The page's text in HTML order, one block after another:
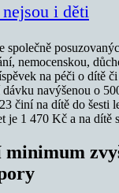
i děti
společně
nemocenskou,
na péči o dítě
navýšenou o
činí na dítě do šesti
je 1 470 Kč a na dítě
minimum